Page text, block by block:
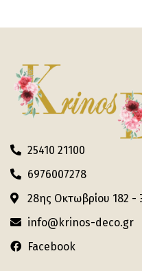
25410 21100
6976007278
28ης Οκτωβρίου 182 -
info@krinos-deco.gr
Facebook